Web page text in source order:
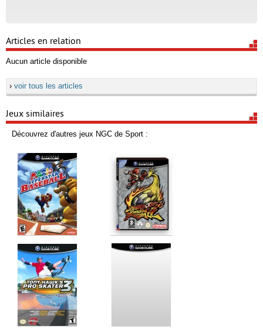
Articles en relation
Aucun article disponible
› voir tous les articles
Jeux similaires
Découvrez d'autres jeux NGC de Sport :